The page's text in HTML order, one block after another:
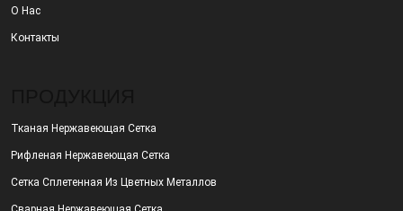
О Нас
Контакты
Тканая Нержавеющая Сетка
Рифленая Нержавеющая Сетка
Сетка Сплетенная Из Цветных Металлов